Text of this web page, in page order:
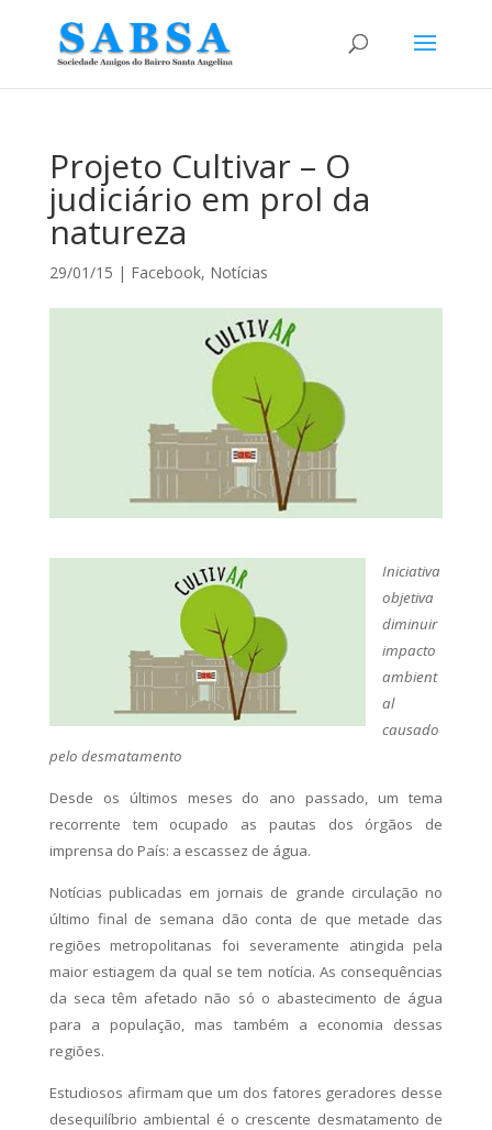
Projeto Cultivar – O
judiciário em prol da
natureza
29/01/15 | Facebook, Notícias
Iniciativa
objetiva
diminuir
impacto
ambient
al
causado
pelo desmatamento
Desde os últimos meses do ano passado, um tema
recorrente tem ocupado as pautas dos órgãos de
imprensa do País: a escassez de água.
Notícias publicadas em jornais de grande circulação no
último final de semana dão conta de que metade das
regiões metropolitanas foi severamente atingida pela
maior estiagem da qual se tem notícia. As consequências
da seca têm afetado não só o abastecimento de água
para a população, mas também a economia dessas
regiões.
Estudiosos afirmam que um dos fatores geradores desse
desequilíbrio ambiental é o crescente desmatamento de